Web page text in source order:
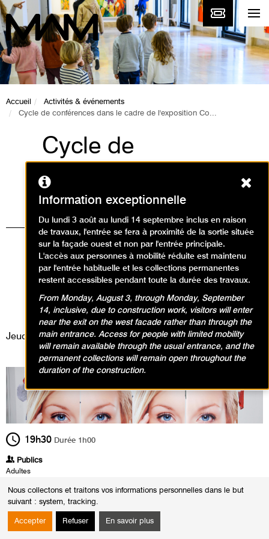
Nous collectons et traitons vos informations personnelles dans le but
suivant : system, tracking.
Accepter Refuser En savoir plus
Accueil
Activités & événements
Cycle de conférences dans le cadre de l'exposition Co...
Cycle de
conférences dans le
cadre de l'exposition
Co-Workers Le
réseau comme
artiste
Événement / Conférence
thématique
Jeudi 28 janvier 2016
19h30 Durée 1h00
Publics
Adultes
Heures
Du :
Vendredi 15 janvier 2016
au :
Jeudi 28 janvier 2016
Le :
Jeudi 28 janvier 2016 de 19h30 à 20h30
Information exceptionnelle
Du lundi 3 août au lundi 14 septembre inclus en raison
de travaux, l'entrée se fera à proximité de la sortie située
sur la façade ouest et non par l'entrée principale.
L'accès aux personnes à mobilité réduite est maintenu
par l'entrée habituelle et les collections permanentes
restent accessibles pendant toute la durée des travaux.
From Monday, August 3, through Monday, September
14, inclusive, due to construction work, visitors will enter
near the exit on the west facade rather than through the
main entrance. Access for people with limited mobility
will remain available through the usual entrance, and the
permanent collections will remain open throughout the
duration of the construction.